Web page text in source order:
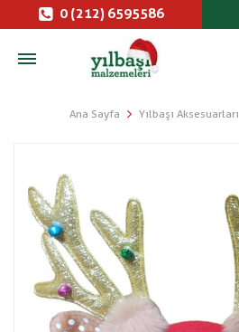
0 (212) 6595586
Ana Sayfa Yılbaşı Aksesuarları